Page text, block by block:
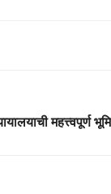
महत्त्वपूर्ण